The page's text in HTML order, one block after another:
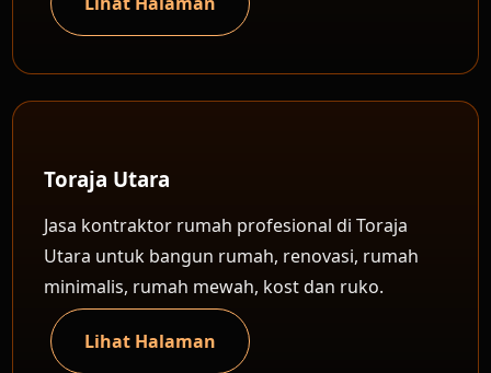
Toraja Utara
Jasa kontraktor rumah profesional di Toraja
Utara untuk bangun rumah, renovasi, rumah
minimalis, rumah mewah, kost dan ruko.
Lihat Halaman